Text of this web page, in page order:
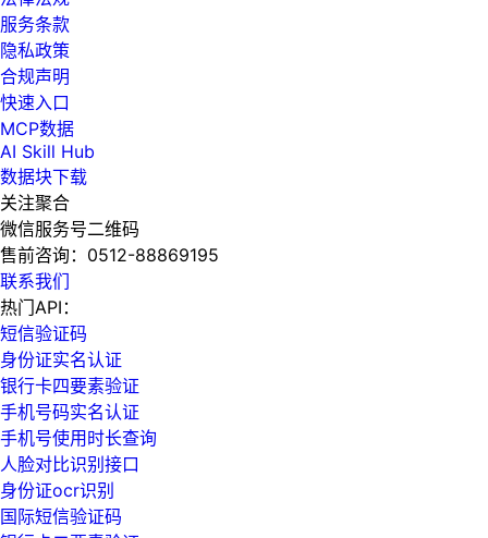
服务条款
隐私政策
合规声明
快速入口
MCP数据
AI Skill Hub
数据块下载
关注聚合
微信服务号二维码
售前咨询： 0512-88869195
联系我们
热门API：
短信验证码
身份证实名认证
银行卡四要素验证
手机号码实名认证
手机号使用时长查询
人脸对比识别接口
身份证ocr识别
国际短信验证码